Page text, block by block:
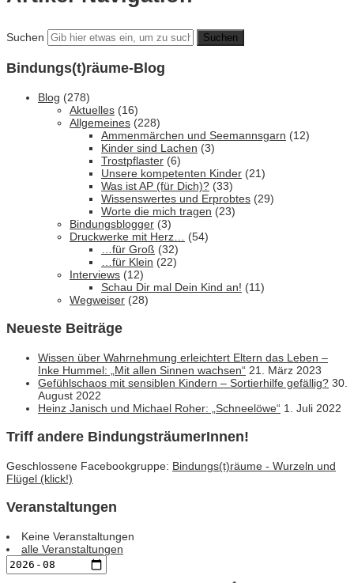
Suchen
Bindungs(t)räume-Blog
Blog (278)
Aktuelles (16)
Allgemeines (228)
Ammenmärchen und Seemannsgarn (12)
Kinder sind Lachen (3)
Trostpflaster (6)
Unsere kompetenten Kinder (21)
Was ist AP (für Dich)? (33)
Wissenswertes und Erprobtes (29)
Worte die mich tragen (23)
Bindungsblogger (3)
Druckwerke mit Herz…
(54)
…für Groß (32)
…für Klein (22)
Interviews (12)
Schau Dir mal Dein Kind an! (11)
Wegweiser (28)
Neueste Beiträge
Wissen über Wahrnehmung erleichtert Eltern das Leben –
Inke Hummel: „Mit allen Sinnen wachsen“ 21. März 2023
Gefühlschaos mit sensiblen Kindern – Sortierhilfe gefällig? 30.
August 2022
Heinz Janisch und Michael Roher: „Schneelöwe“ 1. Juli 2022
Triff andere BindungsträumerInnen!
Geschlossene Facebookgruppe: Bindungs(t)räume - Wurzeln und
Flügel (klick!)
Veranstaltungen
Keine Veranstaltungen
alle Veranstaltungen